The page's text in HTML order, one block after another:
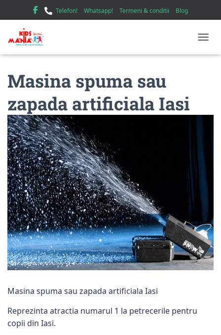
Telefon! Whatsapp! Termeni & conditii Blog
Masina spuma sau
zapada artificiala Iasi
Masina spuma sau zapada artificiala Iasi
Reprezinta atractia numarul 1 la petrecerile pentru
copii din Iasi.